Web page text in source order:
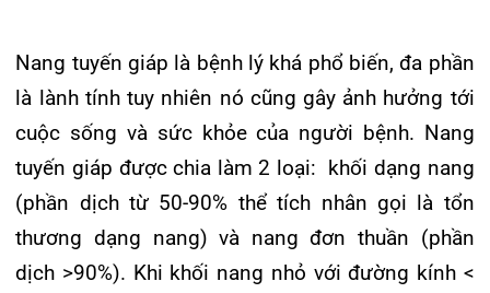
Khoa Tai Mũi Họng
Khoa Gây Mê hồi sức
Khoa Xét nghiệm
Khoa Dược
Khoa hồi sức Cấp cứu – Hồi sức tích cực
Khoa ngoại Tổng hợp
Đặt hẹn khám
Thông tin thẻ BHYT
Hướng dẫn khám
Đội ngũ chăm sóc khách hàng
Căm ơn từ người bệnh
Tin sức khoẻ
Nhịp cầu nhân ái
Tin tuyển dụng
Video
Kiến thức y dược
Gọi Tổng đài 0225-3955 888
Đặt lịch khám
Tra cứu kết quả xét nghiệm
tuyến giáp được chia làm 2 loại: khối dạng nang
(phần dịch từ 50-90% thể tích nhân gọi là tổn
dịch >90%). Khi khối nang nhỏ với đường kính <
2cm, không gây triệu chứng gì thì không cần điều
trị. Tuy nhiên khi khối có biến chứng như chảy
máu trong nang làm cho nang tăng nhanh kích
thước, đau tại chỗ, nuốt nghẹn hoặc bệnh nhân lo